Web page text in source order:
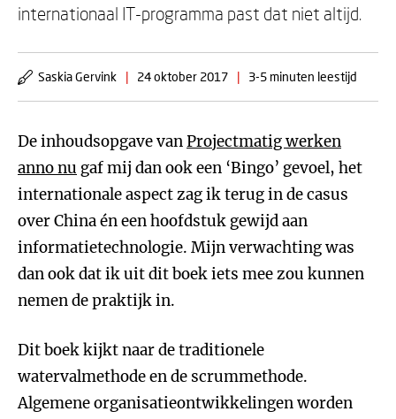
internationaal IT-programma past dat niet altijd.
Saskia Gervink | 24 oktober 2017 | 3-5 minuten leestijd
De inhoudsopgave vanProjectmatig werken
anno nu gaf mij dan ook een ‘Bingo’ gevoel, het
internationale aspect zag ik terug in de casus
over China én een hoofdstuk gewijd aan
informatietechnologie. Mijn verwachting was
dan ook dat ik uit dit boek iets mee zou kunnen
nemen de praktijk in.
Dit boek kijkt naar de traditionele
watervalmethode en de scrummethode.
Algemene organisatieontwikkelingen worden